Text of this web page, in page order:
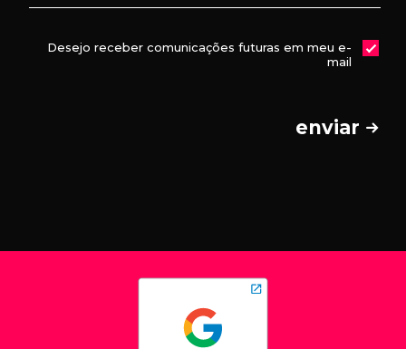
Desejo receber comunicações futuras em meu e-
mail
enviar